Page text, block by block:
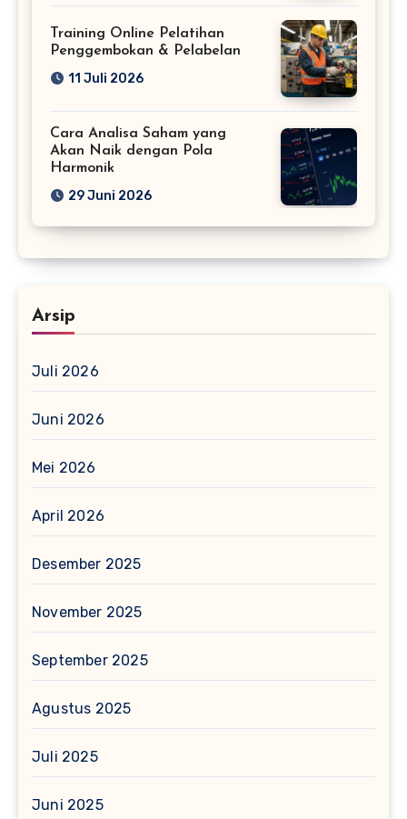
Training Online Pelatihan
Penggembokan & Pelabelan
11 Juli 2026
Cara Analisa Saham yang
Akan Naik dengan Pola
Harmonik
29 Juni 2026
Arsip
Juli 2026
Juni 2026
Mei 2026
April 2026
Desember 2025
November 2025
September 2025
Agustus 2025
Juli 2025
Juni 2025